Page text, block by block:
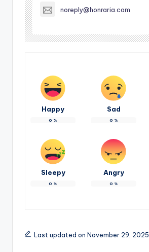
noreply@honraria.com
Happy
0 %
Sad
0 %
Sleepy
0 %
Angry
0 %
Last updated on November 29, 2025